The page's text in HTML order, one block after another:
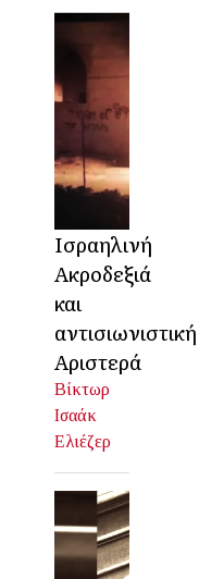
Ισραηλινή
Ακροδεξιά
και
αντισιωνιστική
Αριστερά
Βίκτωρ
Ισαάκ
Ελιέζερ